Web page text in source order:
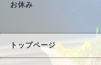
お休み
トップページ